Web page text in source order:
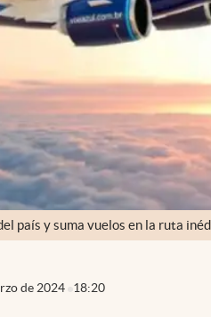
país y suma vuelos en la ruta
de 2024 18:20